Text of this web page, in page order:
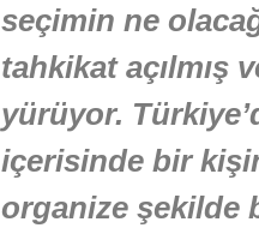
seçimin ne
tahkikat açılmış
yürüyor.
içerisinde bir
organize şekilde